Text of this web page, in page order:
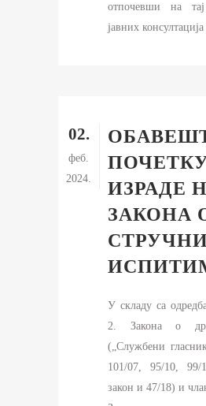
отпочевши на
јавних
02.
феб.
2024.
ИЗРАДЕ
ЗАКОНА
У складу са
2. Закона о
(„Службени
101/07, 95/10,
закон и 47/18) и